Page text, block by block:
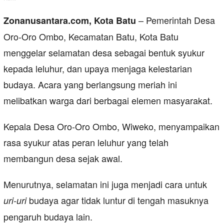
Zonanusantara.com, Kota Batu – Pemerintah Desa
Oro-Oro Ombo, Kecamatan Batu, Kota Batu
menggelar selamatan desa sebagai bentuk syukur
kepada leluhur, dan upaya menjaga kelestarian
budaya. Acara yang berlangsung meriah ini
melibatkan warga dari berbagai elemen masyarakat.
Kepala Desa Oro-Oro Ombo, Wiweko, menyampaikan
rasa syukur atas peran leluhur yang telah
membangun desa sejak awal.
Menurutnya, selamatan ini juga menjadi cara untuk
uri-uri budaya agar tidak luntur di tengah masuknya
pengaruh budaya lain.